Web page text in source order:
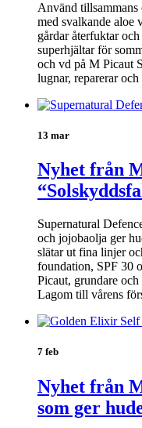
Använd
med svalkande aloe
gårdar återfuktar
superhjältar för
och vd på M Picaut
lugnar, reparerar
13 mar
Nyhet från
Supernatural
och jojobaolja ger
slätar ut fina linjer
foundation, SPF 30
Picaut, grundare
Lagom till vårens
7 feb
Nyhet från
som ger